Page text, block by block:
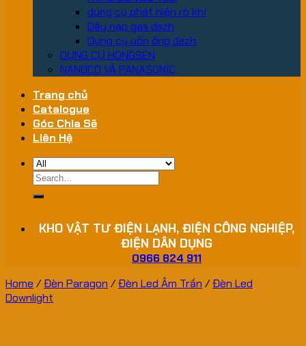
dung cụ phát hiện rò khí
Dây nạp gas dszh
Dụng cụ uốn ống dszh
DỤNG CỤ HONGSEN
NANOCO VÀ PANASONIC
Trang chủ
Catalogue
Góc Chia Sẽ
Liên Hệ
Search
for:
KHO VẬT TƯ ĐIỆN LẠNH, ĐIỆN CÔNG NGHIỆP,
ĐIỆN DÂN DỤNG
0966 824 911
Home /Đèn Paragon /Đèn Led Âm Trần /Đèn Led
Downlight